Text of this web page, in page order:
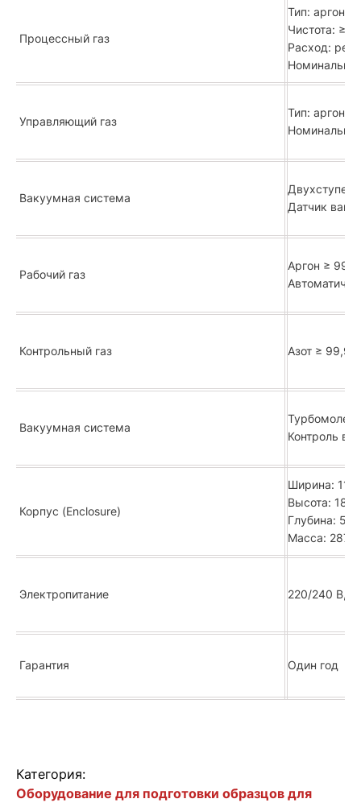
Процессный газ
Тип: аргон
Чистота: ≥
Расход:
Управляющий газ
Тип: аргон,
Вакуумная система
Датчик
Рабочий газ
Аргон ≥
Контрольный газ Азот ≥
Вакуумная система
Контроль
Корпус (Enclosure)
Ширина:
Высота:
Глубина:
Масса: 287
Электропитание 220/240 В,
Гарантия Один год
Категория:
Оборудование для подготовки образцов для